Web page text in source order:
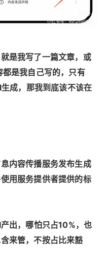
就是我写了一篇文章，或
是我自己写的，只有
成，那我到底该不该在
内容传播服务发布生成
用服务提供者提供的标
出，哪怕只占10%，也
来管，不按占比来豁